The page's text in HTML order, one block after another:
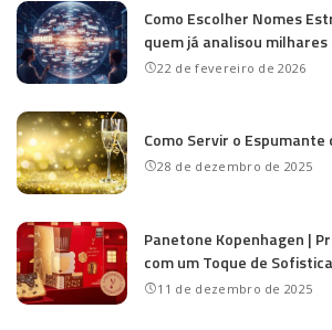
Como Escolher Nomes
quem já analisou
22 de fevereiro de 2026
Como Servir o Espumante
28 de dezembro de 2025
Panetone Kopenhagen |
com um Toque de
11 de dezembro de 2025